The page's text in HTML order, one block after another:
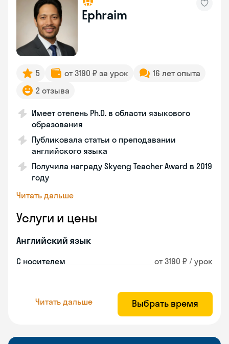
Ephraim
5 от 3190 ₽ за урок
16 лет опыта
2 отзыва
Имеет степень Ph.D. в области языкового
образования
Публиковала статьи о преподавании
английского языка
Получила награду Skyeng Teacher Award в 2019
году
Читать дальше
Услуги и цены
Английский язык
С носителем от 3190 ₽ / урок
Читать дальше Выбрать время